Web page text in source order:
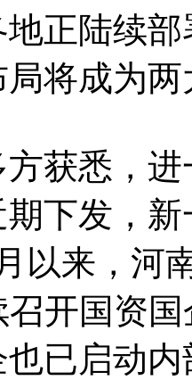
陆续部
将成为两
悉，进
下发，
以来，河
召开国资
已启动